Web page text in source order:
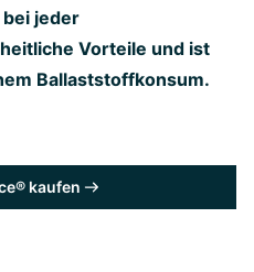
bei jeder
Vorteile und ist
Ballaststoffkonsum.
kaufen